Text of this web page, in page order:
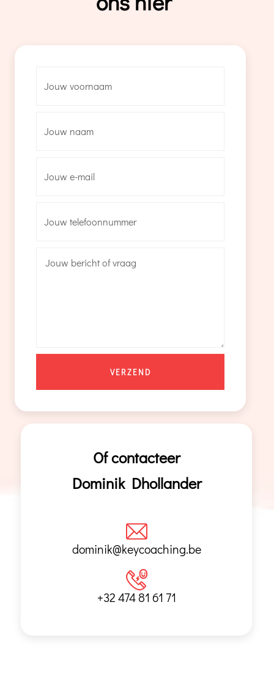
VERZEND
Of contacteer
Dominik Dhollander
dominik@keycoaching.be
+32 474 81 61 71